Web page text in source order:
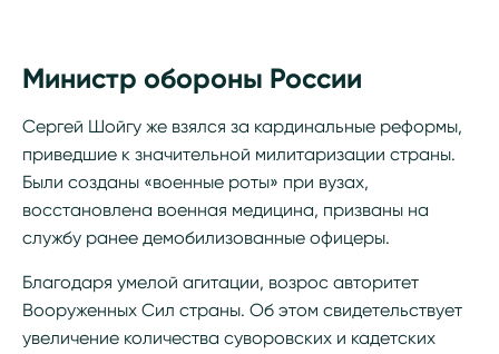
Министр обороны России
Сергей Шойгу же взялся за кардинальные реформы,
приведшие к значительной милитаризации страны.
Были созданы «военные роты» при вузах,
восстановлена военная медицина, призваны на
службу ранее демобилизованные офицеры.
Благодаря умелой агитации, возрос авторитет
Вооруженных Сил страны. Об этом свидетельствует
увеличение количества суворовских и кадетских